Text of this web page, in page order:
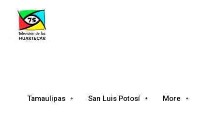
Tamaulipas San Luis Potosí More